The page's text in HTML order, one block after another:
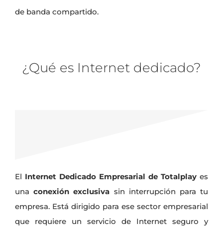
de banda compartido.
¿Qué es Internet dedicado?
El Internet Dedicado Empresarial de Totalplay es
unaconexión exclusiva sin interrupción para tu
empresa. Está dirigido para ese sector empresarial
que requiere un servicio de Internet seguro y